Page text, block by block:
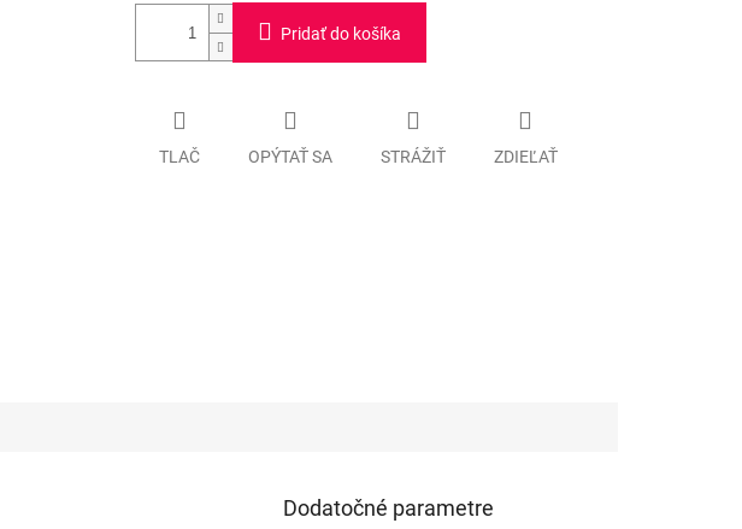
Pridať do košíka
TLAČ OPÝTAŤ SA STRÁŽIŤ ZDIEĽAŤ
Dodatočné parametre